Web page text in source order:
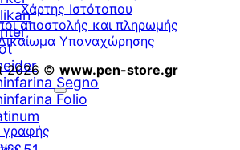
Segno
Folio
Χάρτης Ιστότοπου
αποστολής και πληρωμής
Υπαναχώρησης
2026 © www.pen-store.gr